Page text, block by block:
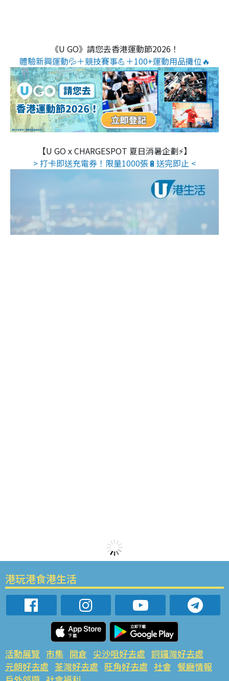
《U GO》請您去香港運動節2026！
體驗新興運動💦＋競技賽事💪＋100+運動用品攤位🔥
【U GO x CHARGESPOT 夏日消暑企劃⚡】
> 打卡即送充電券！限量1000張🔋送完即止 <
港玩港食港生活
活動展覽 市集 開倉 尖沙咀好去處 銅鑼灣好去處
元朗好去處 荃灣好去處 旺角好去處 社會 餐廳情報